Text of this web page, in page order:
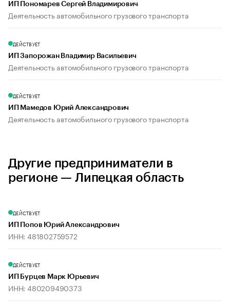
ИП Пономарев Сергей Владимирович
Деятельность автомобильного грузового транспорта
ДЕЙСТВУЕТ
ИП Запорожан Владимир Васильевич
Деятельность автомобильного грузового транспорта
ДЕЙСТВУЕТ
ИП Мамедов Юрий Александрович
Деятельность автомобильного грузового транспорта
Другие предприниматели в
регионе — Липецкая область
ДЕЙСТВУЕТ
ИП Попов Юрий Александрович
ИНН: 481802759572
ДЕЙСТВУЕТ
ИП Бурцев Марк Юрьевич
ИНН: 480209490373